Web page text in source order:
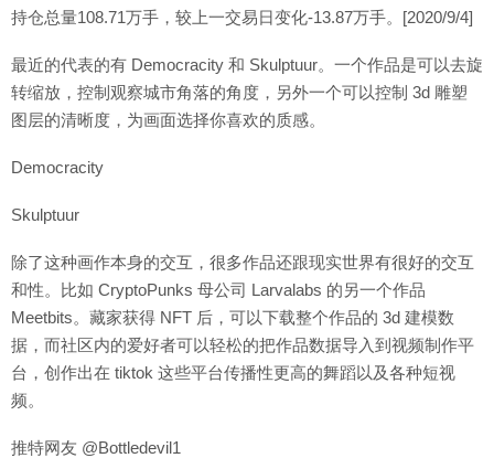
持仓总量108.71万手，较上一交易日变化-13.87万手。[2020/9/4]
最近的代表的有 Democracity 和 Skulptuur。一个作品是可以去旋
转缩放，控制观察城市角落的角度，另外一个可以控制 3d 雕塑
图层的清晰度，为画面选择你喜欢的质感。
Democracity
Skulptuur
除了这种画作本身的交互，很多作品还跟现实世界有很好的交互
和性。比如 CryptoPunks 母公司 Larvalabs 的另一个作品
Meetbits。藏家获得 NFT 后，可以下载整个作品的 3d 建模数
据，而社区内的爱好者可以轻松的把作品数据导入到视频制作平
台，创作出在 tiktok 这些平台传播性更高的舞蹈以及各种短视
频。
推特网友 @Bottledevil1